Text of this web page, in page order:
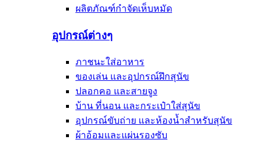
ผลิตภัณฑ์กำจัดเห็บหมัด
อุปกรณ์ต่างๆ
ภาชนะใส่อาหาร
ของเล่น และอุปกรณ์ฝึกสุนัข
ปลอกคอ และสายจูง
บ้าน ที่นอน และกระเป๋าใส่สุนัข
อุปกรณ์ขับถ่าย และห้องน้ำสำหรับสุนัข
ผ้าอ้อมและแผ่นรองซับ